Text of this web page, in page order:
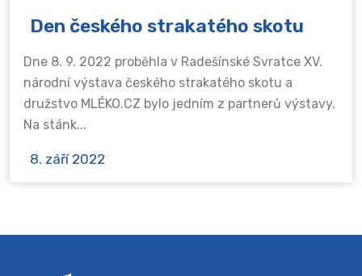
Den českého strakatého skotu
Dne 8. 9. 2022 proběhla v Radešínské Svratce XV.
národní výstava českého strakatého skotu a
družstvo MLÉKO.CZ bylo jedním z partnerů výstavy.
Na stánk...
8. září 2022